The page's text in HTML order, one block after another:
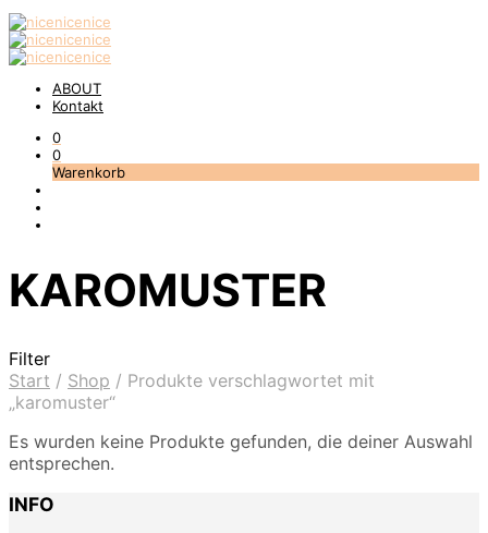
ABOUT
Kontakt
0
0
Warenkorb
KAROMUSTER
Filter
Start / Shop / Produkte verschlagwortet mit
„karomuster“
Es wurden keine Produkte gefunden, die deiner Auswahl
entsprechen.
INFO